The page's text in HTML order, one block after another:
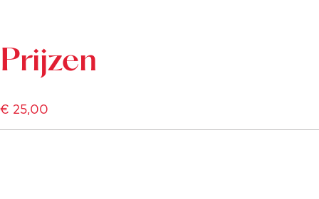
Prijzen
€ 25,00